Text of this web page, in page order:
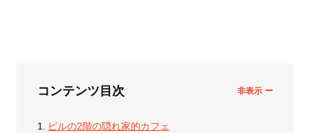
コンテンツ目次
ビルの2階の隠れ家的カフェ